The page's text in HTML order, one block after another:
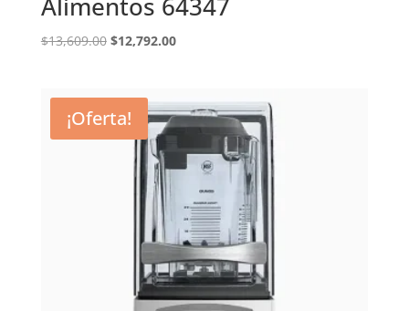
$13,609.00 Original
$13,609.00.
$12,792.00Current
$12,792.00.
¡Oferta!